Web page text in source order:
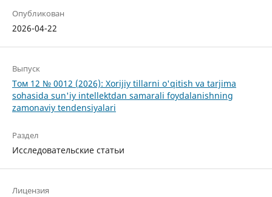
Опубликован
2026-04-22
Выпуск
Том 12 № 0012 (2026): Xorijiy tillarni o'qitish va tarjima
sohasida sun'iy intellektdan samarali foydalanishning
zamonaviy tendensiyalari
Раздел
Исследовательские статьи
Лицензия